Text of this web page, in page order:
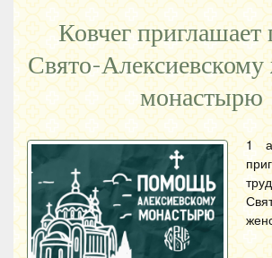
Ковчег приглашает
Свято-
монастырю
1